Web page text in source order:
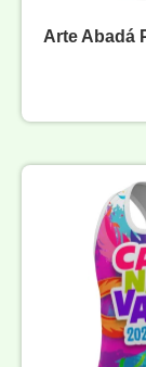
Arte Abadá